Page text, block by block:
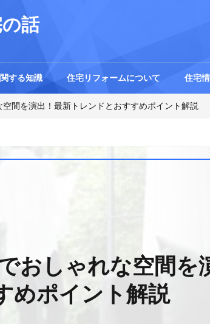
話
する知識 住宅リフォームについて 住宅
間を演出！最新トレンドとおすすめポイント解説
おしゃれな空間を
めポイント解説